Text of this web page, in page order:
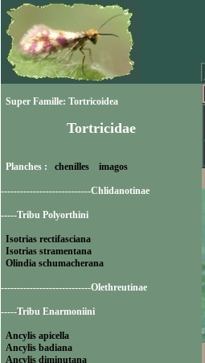
Super Famille: Tortricoidea
Tortricidae
Planches : chenilles imagos
----------------------------Chlidanotinae
-----Tribu Polyorthini
Isotrias rectifasciana
Isotrias stramentana
Olindia schumacherana
----------------------------Olethreutinae
-----Tribu Enarmoniini
Ancylis apicella
Ancylis badiana
Ancylis diminutana